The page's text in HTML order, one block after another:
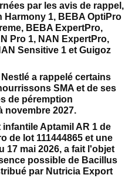
par les avis de rappel,
1, BEBA OptiPro
BEBA ExpertPro,
Pro 1, NAN ExpertPro,
Sensitive 1 et Guigoz
a rappelé certains
SMA et de ses
de péremption
novembre 2027.
infantile Aptamil AR 1 de
de lot 111444865 et une
17 mai 2026, a fait l'objet
possible de Bacillus
par Nutricia Export